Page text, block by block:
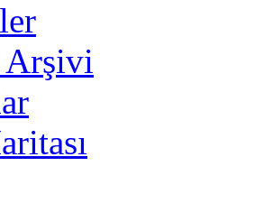
Arşivi